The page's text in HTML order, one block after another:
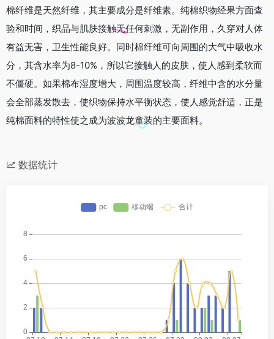
棉纤维是天然纤维，其主要成分是纤维素。纯棉织物经果方面查
验和时间，织品与肌肤接触无任何刺激，无副作用，久穿对人体
有益无害，卫生性能良好。同时棉纤维可向周围的大气中吸收水
分，其含水率为8-10%，所以它接触人的皮肤，使人感到柔软而
不僵硬。如果棉布湿度增大，周围温度较高，纤维中含的水分量
会全部蒸发散去，使织物保持水平衡状态，使人感觉舒适，正是
纯棉面料的特性使之成为波波龙童装的主要面料。
数据统计